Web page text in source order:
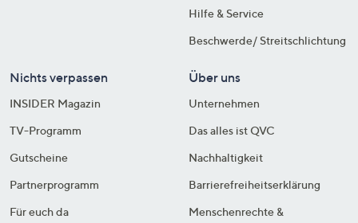
Hilfe & Service
Beschwerde/ Streitschlichtung
Nichts verpassen
INSIDER Magazin
TV-Programm
Gutscheine
Partnerprogramm
Für euch da
Über uns
Unternehmen
Das alles ist QVC
Nachhaltigkeit
Barrierefreiheitserklärung
Menschenrechte &